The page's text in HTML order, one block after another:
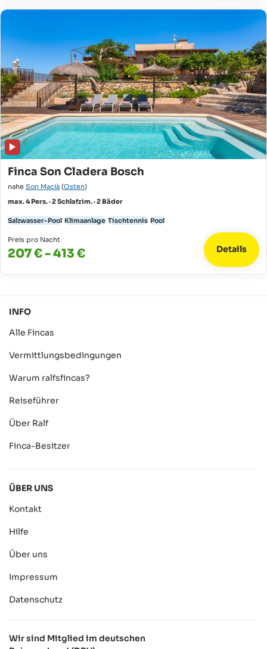
Finca Son Cladera Bosch
nahe Son Macià (Osten)
max. 4 Pers. · 2 Schlafzim. · 2 Bäder
Salzwasser-Pool Klimaanlage Tischtennis Pool
Preis pro Nacht
207 € - 413 € Details
INFO
Alle Fincas
Vermittlungsbedingungen
Warum ralfsfincas?
Reiseführer
Über Ralf
Finca-Besitzer
ÜBER UNS
Kontakt
Hilfe
Über uns
Impressum
Datenschutz
Wir sind Mitglied im deutschen